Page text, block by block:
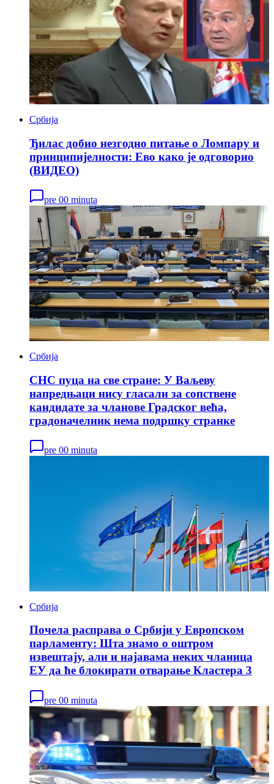
Србија
Ђилас добио незгодно питање о Ломпару и
принципијeлности: Eво како је одговорио
(ВИДЕО)
pre 00 minuta
Србија
СНС пуца на све стране: У Ваљеву
напредњаци нису гласали за сопствене
кандидате за чланове Градског већа,
градоначелник нема подршку странке
pre 00 minuta
Србија
Почела расправа о Србији у Европском
парламенту: Шта знамо о оштром
извештају, али и најавама неких чланица
ЕУ да ће блокирати отварање Кластера 3
pre 00 minuta